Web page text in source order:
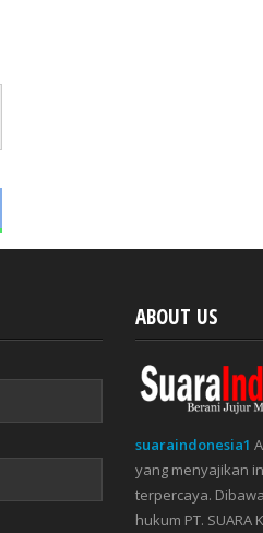
ABOUT US
suaraindonesia1
yang menyajikan
terpercaya.
hukum PT. SUARA